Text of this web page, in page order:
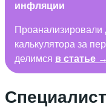
инфляции
Проанализировали
калькулятора за
делимся в статье →